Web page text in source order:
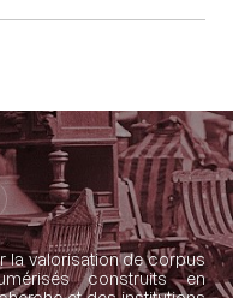
la valorisation de corpus
construits en